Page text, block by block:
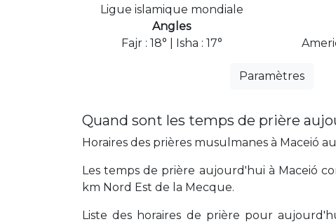
Ligue islamique mondiale
Angles
Fajr : 18° | Isha : 17°
Paramètres
Quand sont les temps de prière
Horaires des prières musulmanes à Maceió
Les temps de prière aujourd'hui à Maceió
km Nord Est de la Mecque.
Liste des horaires de prière pour aujourd'hui